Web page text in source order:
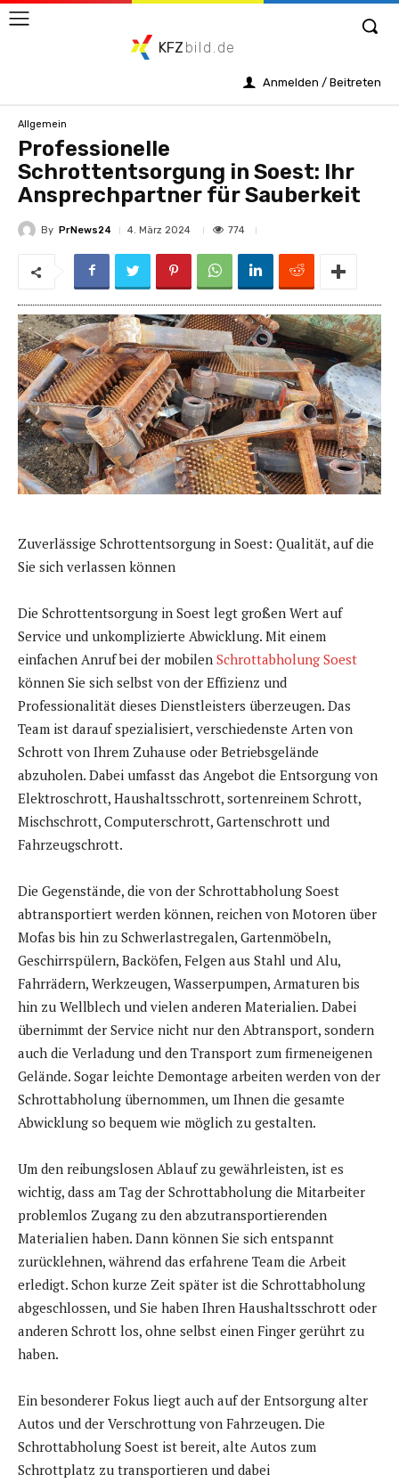
KFZ bild.de
Anmelden / Beitreten
Allgemein
Professionelle
Schrottentsorgung in Soest: Ihr
Ansprechpartner für Sauberkeit
By PrNews24 4. März 2024 774
Zuverlässige Schrottentsorgung in Soest: Qualität, auf die
Sie sich verlassen können
Die Schrottentsorgung in Soest legt großen Wert auf
Service und unkomplizierte Abwicklung. Mit einem
einfachen Anruf bei der mobilen Schrottabholung Soest
können Sie sich selbst von der Effizienz und
Professionalität dieses Dienstleisters überzeugen. Das
Team ist darauf spezialisiert, verschiedenste Arten von
Schrott von Ihrem Zuhause oder Betriebsgelände
abzuholen. Dabei umfasst das Angebot die Entsorgung von
Elektroschrott, Haushaltsschrott, sortenreinem Schrott,
Mischschrott, Computerschrott, Gartenschrott und
Fahrzeugschrott.
Die Gegenstände, die von der Schrottabholung Soest
abtransportiert werden können, reichen von Motoren über
Mofas bis hin zu Schwerlastregalen, Gartenmöbeln,
Geschirrspülern, Backöfen, Felgen aus Stahl und Alu,
Fahrrädern, Werkzeugen, Wasserpumpen, Armaturen bis
hin zu Wellblech und vielen anderen Materialien. Dabei
übernimmt der Service nicht nur den Abtransport, sondern
auch die Verladung und den Transport zum firmeneigenen
Gelände. Sogar leichte Demontage arbeiten werden von der
Schrottabholung übernommen, um Ihnen die gesamte
Abwicklung so bequem wie möglich zu gestalten.
Um den reibungslosen Ablauf zu gewährleisten, ist es
wichtig, dass am Tag der Schrottabholung die Mitarbeiter
problemlos Zugang zu den abzutransportierenden
Materialien haben. Dann können Sie sich entspannt
zurücklehnen, während das erfahrene Team die Arbeit
erledigt. Schon kurze Zeit später ist die Schrottabholung
abgeschlossen, und Sie haben Ihren Haushaltsschrott oder
anderen Schrott los, ohne selbst einen Finger gerührt zu
haben.
Ein besonderer Fokus liegt auch auf der Entsorgung alter
Autos und der Verschrottung von Fahrzeugen. Die
Schrottabholung Soest ist bereit, alte Autos zum
Schrottplatz zu transportieren und dabei